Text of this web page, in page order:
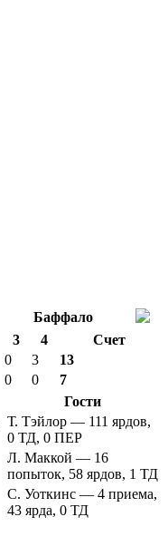
Баффало
3 4
Счет
0 3
13
0 0
7
Гости
Т. Тэйлор — 111 ярдов,
0 ТД, 0 ПЕР
Л. Маккой — 16
попыток, 58 ярдов, 1 ТД
С. Уоткинс — 4 приема,
43 ярда, 0 ТД